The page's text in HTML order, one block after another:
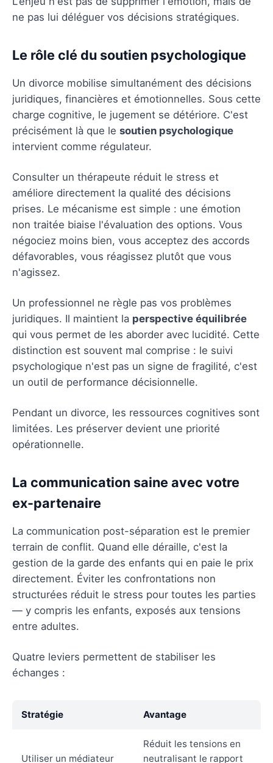
ne pas lui déléguer vos décisions stratégiques.
Le rôle clé du soutien psychologique
Un divorce mobilise simultanément des décisions
juridiques, financières et émotionnelles. Sous cette
charge cognitive, le jugement se détériore. C'est
précisément là que le soutien psychologique
intervient comme régulateur.
Consulter un thérapeute réduit le stress et
améliore directement la qualité des décisions
prises. Le mécanisme est simple : une émotion
non traitée biaise l'évaluation des options. Vous
négociez moins bien, vous acceptez des accords
défavorables, vous réagissez plutôt que vous
n'agissez.
Un professionnel ne règle pas vos problèmes
juridiques. Il maintient la perspective équilibrée
qui vous permet de les aborder avec lucidité. Cette
distinction est souvent mal comprise : le suivi
psychologique n'est pas un signe de fragilité, c'est
un outil de performance décisionnelle.
Pendant un divorce, les ressources cognitives sont
limitées. Les préserver devient une priorité
opérationnelle.
La communication saine avec votre
ex-partenaire
La communication post-séparation est le premier
terrain de conflit. Quand elle déraille, c'est la
gestion de la garde des enfants qui en paie le prix
directement. Éviter les confrontations non
structurées réduit le stress pour toutes les parties
— y compris les enfants, exposés aux tensions
entre adultes.
Quatre leviers permettent de stabiliser les
échanges :
Stratégie Avantage
Utiliser un médiateur
Réduit les tensions en
neutralisant le rapport